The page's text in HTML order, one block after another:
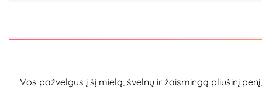
Vos pažvelgus į šį mielą, švelnų ir žaismingą pliušinį